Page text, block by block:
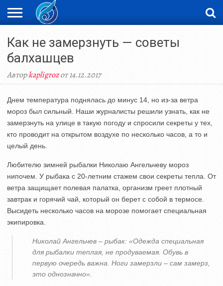
НОВОСТИ
ВИДЕО
ФОТОРЕПОРТАЖИ
ОРКЕН
Как не замерзнуть — советы
балхашцев
Авторkapligrozот 14.12.2017
Днем температура поднялась до минус 14, но из-за ветра
мороз был сильный. Наши журналисты решили узнать, как не
замерзнуть на улице в такую погоду и спросили секреты у тех,
кто проводит на открытом воздухе по несколько часов, а то и
целый день.
Любителю зимней рыбалки Николаю Ангельчеву мороз
нипочем. У рыбака с 20-летним стажем свои секреты тепла. От
ветра защищает полевая палатка, организм греет плотный
завтрак и горячий чай, который он берет с собой в термосе.
Высидеть несколько часов на морозе помогает специальная
экипировка.
Николай Ангельчев – рыбак: «Одежда специальная
для рыбалки теплая, не продуваемая. Обувь в
первую очередь важна. Ноги замерзли – сам замерз,
это однозначно».